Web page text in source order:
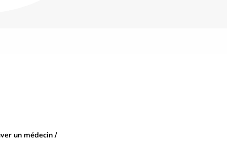
un médecin /